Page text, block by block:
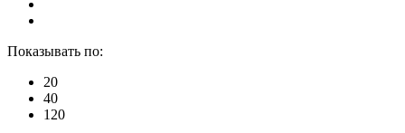
Показывать по:
20
40
120